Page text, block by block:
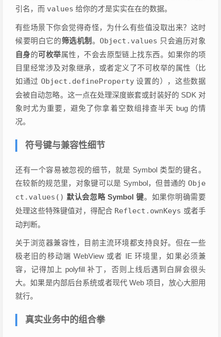
引名，而 values 给你的才是实实在在的数据。
有些场景下你会觉得奇怪，为什么有些值没取出来？这时
候要明白它的筛选机制 。 Object.values 只会遍历对象
自身的可枚举属性，不会去原型链上找东西。如果你的项
目里经常涉及对象继承，或者定义了不可枚举的属性（比
如通过 Object.defineProperty设置的），这些数据
会被自动忽略。这一点在处理深度嵌套或封装好的 SDK 对
象时尤为重要，避免了你拿着空数组排查半天 bug 的情
况。
符号键与兼容性细节
还有一个容易被忽视的细节，就是 Symbol 类型的键名。
在较新的规范里，对象键可以是 Symbol，但普通的 Obje
ct.values() 默认会忽略 Symbol 键。如果你明确需要
处理这些特殊键值对，得配合 Reflect.ownKeys 或者手
动判断。
关于浏览器兼容性，目前主流环境都支持良好。但在一些
极老旧的移动端 WebView 或者 IE 环境里，如果必须兼
容，记得加上 polyfill 补丁，否则上线后遇到白屏会很头
大。如果是内部后台系统或者现代 Web 项目，放心大胆用
就行。
真实业务中的组合拳